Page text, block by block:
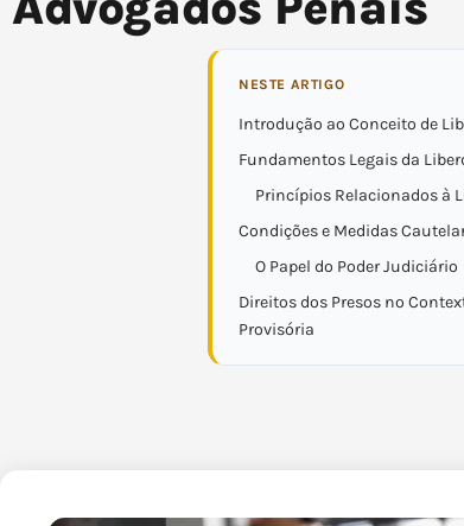
NESTE ARTIGO
Introdução ao Conceito de
Fundamentos Legais da
Princípios Relacionados à
Condições e Medidas
O Papel do Poder Judiciário
Direitos dos Presos no
Provisória